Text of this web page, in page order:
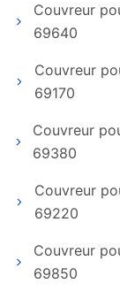
Couvreur
69640
Couvreur
69170
Couvreur
69380
Couvreur
69220
Couvreur
69850